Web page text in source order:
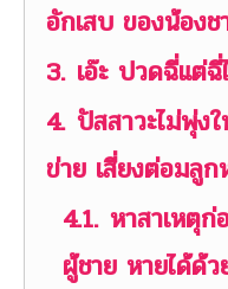
อักเสบ ของน้อง
3. เอ๊ะ ปวดฉี่แต่
4. ปัสสาวะไม่พุ่ง
ข่าย เสี่ยงต่อมลูก
4.1. หาสาเหตุ
ผู้ชาย หายได้ด้ว